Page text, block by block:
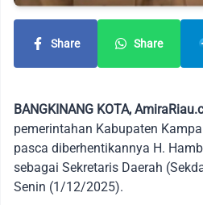
Share Share
BANGKINANG KOTA,
pemerintahan Kabupaten
pasca diberhentikannya H.
sebagai Sekretaris Daerah
Senin (1/12/2025).